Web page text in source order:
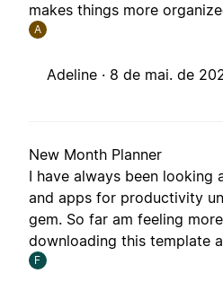
makes things more
A
Adeline · 8 de mai. de
New Month Planner
I have always been looking
and apps for productivity
gem. So far am feeling
downloading this template
F